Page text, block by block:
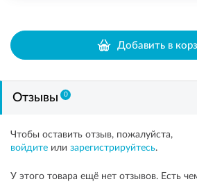
Добавить в
Отзывы 0
Чтобы оставить отзыв, пожалуйста,
войдите или зарегистрируйтесь.
У этого товара ещё нет отзывов. Есть